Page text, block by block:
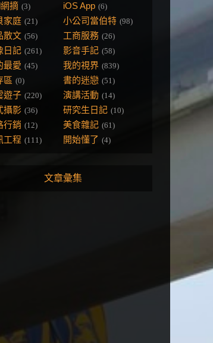
摘 (3) iOS App (6)
家庭 (21) 小公司當伯特 (98)
散文 (56) 工商服務 (26)
日記 (261) 影音手記 (58)
最愛 (45) 我的視界 (839)
區 (0) 書的迷戀 (51)
遊子 (220) 演講活動 (14)
攝影 (36) 研究生日記 (10)
行銷 (12) 美食雜記 (61)
工程 (111) 開始懂了 (4)
文章彙集